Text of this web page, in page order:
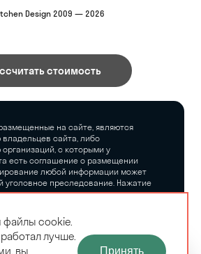
Design 2009 — 2026
стоимость
на сайте, являются
сайта, либо
с которыми у
есть соглашение о размещении
любой информации может
уголовное преследование. Нажатие
заказ», а также последующее
никаких обязательств.
ЗАМЕРЩИК-
cookie.
лучше.
вы
Принять